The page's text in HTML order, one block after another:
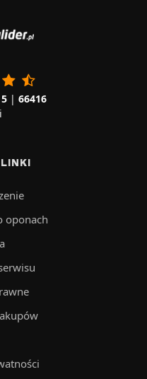
5 | 66416
oponach